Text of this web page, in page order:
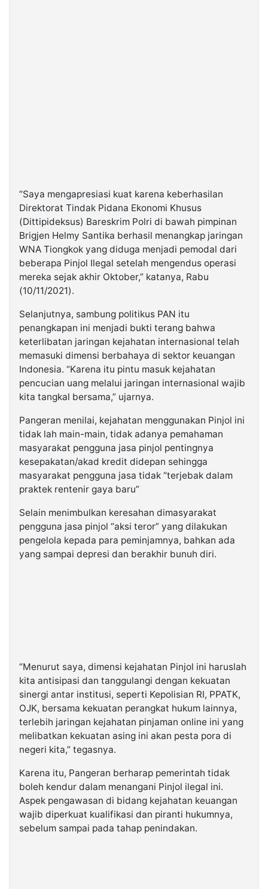
“Saya mengapresiasi kuat karena keberhasilan
Direktorat Tindak Pidana Ekonomi Khusus
(Dittipideksus) Bareskrim Polri di bawah pimpinan
Brigjen Helmy Santika berhasil menangkap jaringan
WNA Tiongkok yang diduga menjadi pemodal dari
beberapa Pinjol Ilegal setelah mengendus operasi
mereka sejak akhir Oktober,” katanya, Rabu
(10/11/2021).
Selanjutnya, sambung politikus PAN itu
penangkapan ini menjadi bukti terang bahwa
keterlibatan jaringan kejahatan internasional telah
memasuki dimensi berbahaya di sektor keuangan
Indonesia. “Karena itu pintu masuk kejahatan
pencucian uang melalui jaringan internasional wajib
kita tangkal bersama,” ujarnya.
Pangeran menilai, kejahatan menggunakan Pinjol ini
tidak lah main-main, tidak adanya pemahaman
masyarakat pengguna jasa pinjol pentingnya
kesepakatan/akad kredit didepan sehingga
masyarakat pengguna jasa tidak “terjebak dalam
praktek rentenir gaya baru”
Selain menimbulkan keresahan dimasyarakat
pengguna jasa pinjol “aksi teror” yang dilakukan
pengelola kepada para peminjamnya, bahkan ada
yang sampai depresi dan berakhir bunuh diri.
“Menurut saya, dimensi kejahatan Pinjol ini haruslah
kita antisipasi dan tanggulangi dengan kekuatan
sinergi antar institusi, seperti Kepolisian RI, PPATK,
OJK, bersama kekuatan perangkat hukum lainnya,
terlebih jaringan kejahatan pinjaman online ini yang
melibatkan kekuatan asing ini akan pesta pora di
negeri kita,” tegasnya.
Karena itu, Pangeran berharap pemerintah tidak
boleh kendur dalam menangani Pinjol ilegal ini.
Aspek pengawasan di bidang kejahatan keuangan
wajib diperkuat kualifikasi dan piranti hukumnya,
sebelum sampai pada tahap penindakan.